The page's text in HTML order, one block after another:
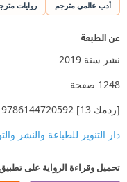
أدب عالمي مترجم روايات
عن الطبعة
نشر سنة 2019
1248 صفحة
[ردمك 13] 9786144720592
دار التنوير للطباعة والنشر
تحميل وقراءة الرواية على